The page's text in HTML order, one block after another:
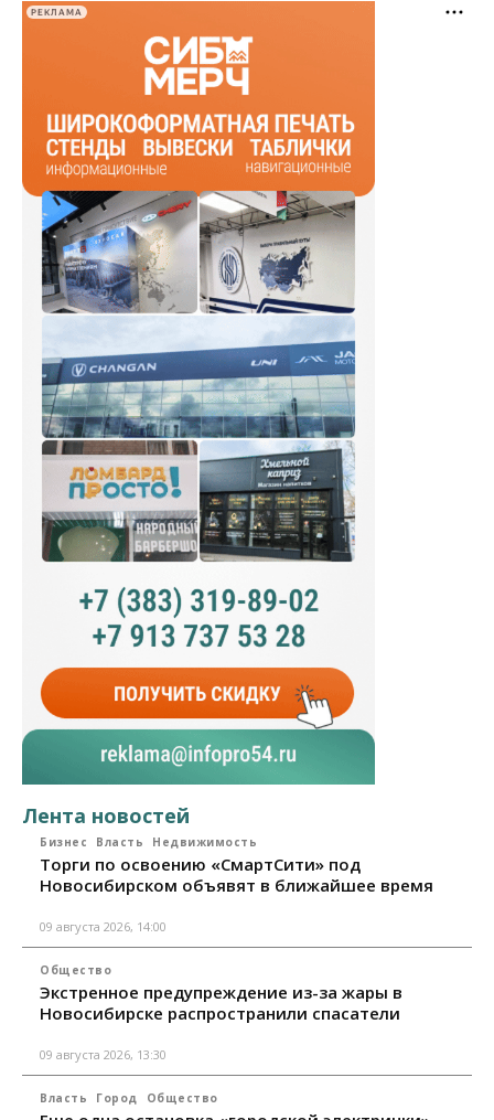
РЕКЛАМА
Лента новостей
Бизнес Власть Недвижимость
Торги по освоению «СмартСити» под
Новосибирском объявят в ближайшее время
09 августа 2026, 14:00
Общество
Экстренное предупреждение из-за жары в
Новосибирске распространили спасатели
09 августа 2026, 13:30
Власть Город Общество